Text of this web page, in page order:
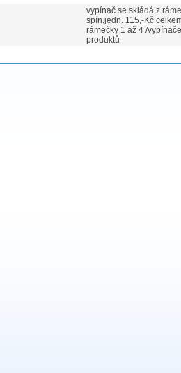
vypínač se skládá z
spín.jedn. 115,-Kč
rámečky 1 až 4 /
produktů